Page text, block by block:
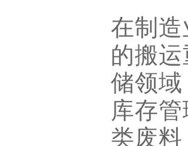
在制
的搬
储领
库存
类废